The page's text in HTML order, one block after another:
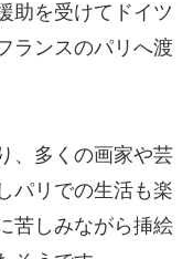
助を受けてドイツ
ランスのパリへ渡
、多くの画家や芸
パリでの生活も楽
苦しみながら挿絵